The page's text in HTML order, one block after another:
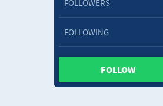
FOLLOWERS
FOLLOWING
FOLLOW